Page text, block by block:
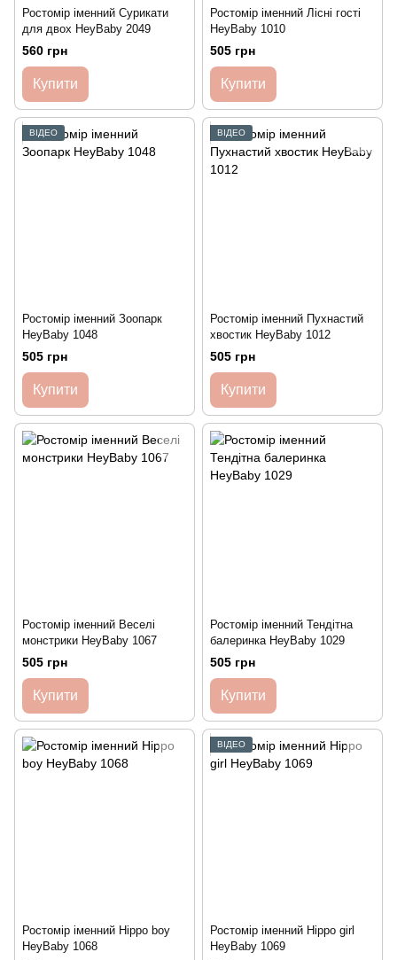
Ростомір іменний Сурикати
для двох HeyBaby 2049
560 грн
Купити
Ростомір іменний Лісні гості
HeyBaby 1010
505 грн
Купити
ВІДЕО
Ростомір іменний Зоопарк
HeyBaby 1048
505 грн
Купити
ВІДЕО
Ростомір іменний Пухнастий
хвостик HeyBaby 1012
505 грн
Купити
Ростомір іменний Веселі
монстрики HeyBaby 1067
505 грн
Купити
Ростомір іменний Тендітна
балеринка HeyBaby 1029
505 грн
Купити
Ростомір іменний Hippo boy
HeyBaby 1068
ВІДЕО
Ростомір іменний Hippo girl
HeyBaby 1069